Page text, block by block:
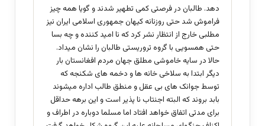
دهد. طالبان در فرصتی کمی تطهیر شدند و گویا همه چیز
فراموش شد حتی روزنانه کیهان جمهوری اسلامی ایران نیز
مطلبی خارج از انتظار نشر کرد که نا امید کننده و چه بسا
حتی همسویی با گروه تروریستی طالبان را نشان میداد.
حالا در سایه خاموشی مطلق جهان مردم افغانستان بار
دیگر ابتدا به سلاخی خانه ها و دخمه های شکنجه که
توسط جوانک های بی عقل و منطق طالب اداره میشوند
بابد بروند که البته اجنتاب نا پذیر است و این برهه حداقل
برای مدتی اتفاق خواهد افتاد اما مسلما دوباره در اطراف و